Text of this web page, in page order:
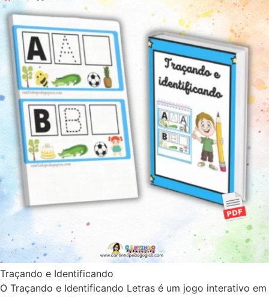
Traçando e Identificando
O Traçando e Identificando Letras é um jogo interativo em